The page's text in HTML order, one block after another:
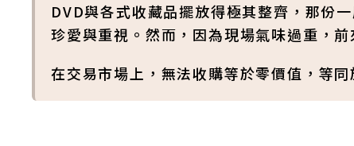
DVD與各式收藏品擺放得極其整齊，那份
珍愛與重視。然而，因為現場氣味過重，
在交易市場上，無法收購等於零價值，等同